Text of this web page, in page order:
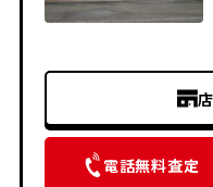
電話無料査定